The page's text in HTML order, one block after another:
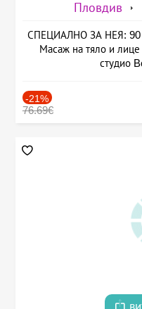
Пловдив
СПЕЦИАЛНО ЗА НЕЯ: 90
Масаж на тяло и
студио
-21%
76.69€